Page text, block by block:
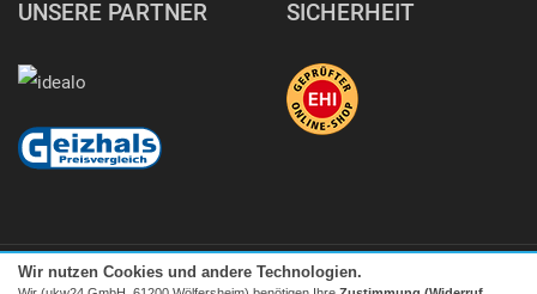
UNSERE PARTNER SICHERHEIT
Wir nutzen Cookies und andere Technologien.